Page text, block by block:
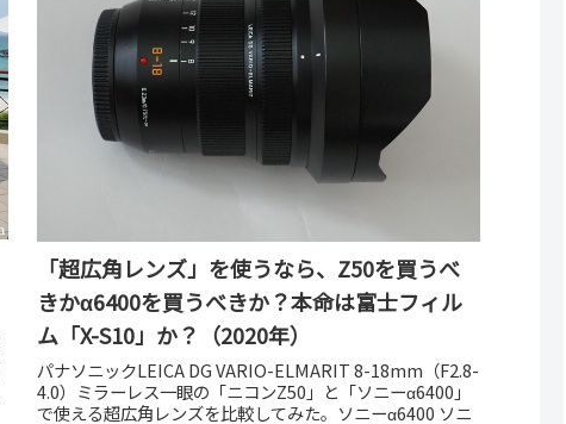
「超広角レンズ」を使うなら、Z50を買うべ
きかα6400を買うべきか？本命は富士フィル
ム「X-S10」か？（2020年）
パナソニックLEICA DG VARIO-ELMARIT 8-18mm（F2.8-
4.0）ミラーレス一眼の「ニコンZ50」と「ソニーα6400」
で使える超広角レンズを比較してみた。ソニーα6400 ソニ